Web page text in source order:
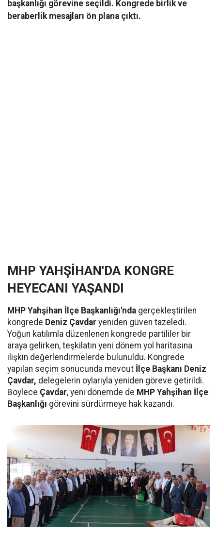
başkanlığı görevine seçildi. Kongrede birlik ve
beraberlik mesajları ön plana çıktı.
MHP YAHŞİHAN'DA KONGRE
HEYECANI YAŞANDI
MHP Yahşihan İlçe Başkanlığı'nda gerçekleştirilen
kongrede Deniz Çavdar yeniden güven tazeledi.
Yoğun katılımla düzenlenen kongrede partililer bir
araya gelirken, teşkilatın yeni dönem yol haritasına
ilişkin değerlendirmelerde bulunuldu. Kongrede
yapılan seçim sonucunda mevcut İlçe Başkanı Deniz
Çavdar, delegelerin oylarıyla yeniden göreve getirildi.
Böylece Çavdar, yeni dönemde de MHP Yahşihan İlçe
Başkanlığı görevini sürdürmeye hak kazandı.